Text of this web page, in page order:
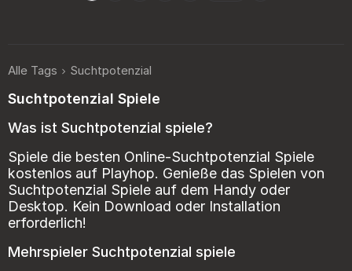
Alle Tags Suchtpotenzial
Suchtpotenzial Spiele
Was ist Suchtpotenzial spiele?
Spiele die besten Online-Suchtpotenzial Spiele
kostenlos auf Playhop. Genieße das Spielen von
Suchtpotenzial Spiele auf dem Handy oder
Desktop. Kein Download oder Installation
erforderlich!
Mehrspieler Suchtpotenzial spiele